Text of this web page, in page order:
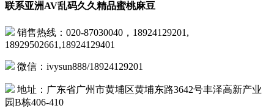
联系亚洲AV乱码久久精品蜜桃麻豆
销售热线：020-87030040，18924129201,
18929502661,18924129401
微信：ivysun888/18924129201
地址：广东省广州市黄埔区黄埔东路3642号丰泽高新产业
园B栋406-410